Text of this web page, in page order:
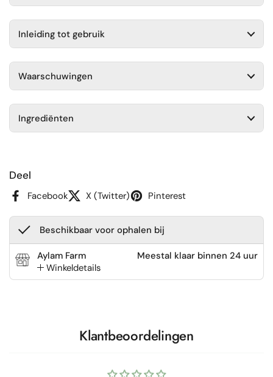
Inleiding tot gebruik
Waarschuwingen
Ingrediënten
Deel
Facebook X (Twitter) Pinterest
Beschikbaar voor ophalen bij
Aylam Farm
Winkeldetails
Meestal klaar binnen 24 uur
Klantbeoordelingen